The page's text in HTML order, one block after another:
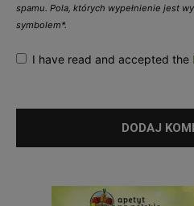
spamu. Pola, których wypełnienie jest
symbolem*.
I have read and accepted the